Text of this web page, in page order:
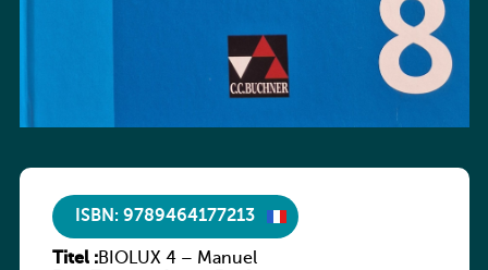
ISBN: 9789464177213
Titel :BIOLUX 4 – Manuel